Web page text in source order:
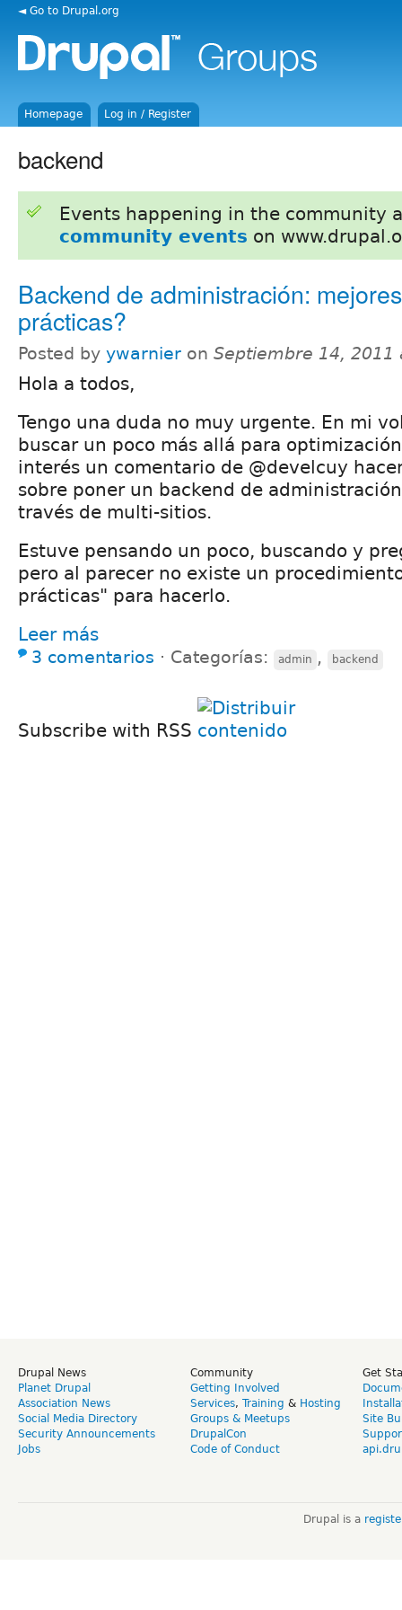
◄ Go to Drupal.org
Homepage Log in / Register
backend
Events happening in the community
community events on
Backend de administración: mejores
prácticas?
Posted by ywarnier on Septiembre 14, 2011
Hola a todos,
Tengo una duda no muy urgente. En mi
buscar un poco más allá para
interés un comentario de @develcuy
sobre poner un backend de
través de multi-sitios.
Estuve pensando un poco, buscando y
pero al parecer no existe un
prácticas" para hacerlo.
Leer más
3 comentarios ⋅ Categorías: admin , backend
Subscribe with RSS
Drupal News
Planet Drupal
Association News
Social Media Directory
Security Announcements
Jobs
Community
Getting Involved
Services, Training & Hosting
Groups & Meetups
DrupalCon
Code of Conduct
Get
Site
Drupal is a